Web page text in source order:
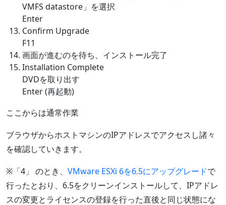
VMFS datastore」を選択
Enter
Confirm Upgrade
F11
画面が進むのを待ち、インストール完了
Installation Complete
DVDを取り出す
Enter (再起動)
ここからは通常作業
ブラウザからホストマシンのIPアドレスでアクセスし諸々
を確認していきます。
※「4」 のとき、 VMware ESXi 6を6.5にアップグレードで
行ったとおり、6.5をクリーンインストールして、IPアドレ
スの変更とライセンスの登録を行った直後と同じ状態にな